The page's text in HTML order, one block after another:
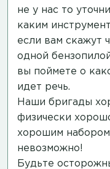
не у нас то
каким
если вам скажут
одной
вы поймете о
идет речь.
Наши бригады
физически
хорошим
невозможно!
Будьте